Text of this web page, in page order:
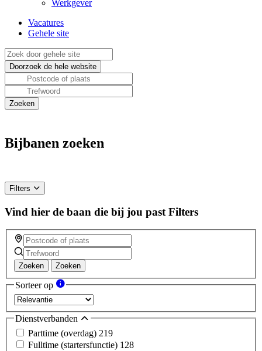
Werkgever
Vacatures
Gehele site
Bijbanen zoeken
Filters
Vind hier de baan die bij jou past Filters
Zoeken Zoeken
Sorteer op
Dienstverbanden
Parttime (overdag) 219
Fulltime (startersfunctie) 128